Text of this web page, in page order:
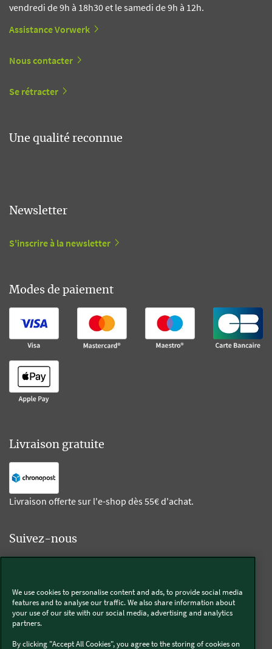
vendredi de 9h à 18h30 et le samedi de 9h à 12h.
Assistance Vorwerk
Nous contacter
Se rétracter
Une qualité reconnue
Newsletter
S'inscrire à la newsletter
Modes de paiement
Livraison gratuite
Livraison offerte sur l'e-shop dès 55€ d'achat.
Suivez-nous
Thermomix®
We use cookies to personalise content and ads, to provide social media
features and to analyse our traffic. We also share information about
your use of our site with our social media, advertising and analytics
partners.
By clicking "Accept All Cookies", you agree to the storing of cookies on